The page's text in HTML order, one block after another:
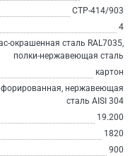
СТР-414/903
4
окрашенная сталь RAL7035,
полки-нержавеющая сталь
картон
нержавеющая
сталь AISI 304
19.200
1820
900